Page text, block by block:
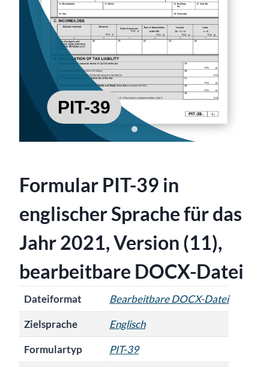
Formular PIT-39 in
englischer Sprache für das
Jahr 2021, Version (11),
bearbeitbare DOCX-Datei
Dateiformat
Bearbeitbare DOCX-Datei
Zielsprache
Englisch
Formulartyp
PIT-39